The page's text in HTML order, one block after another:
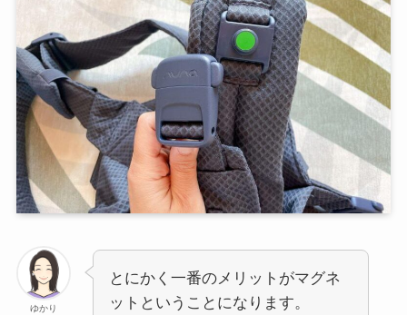
ゆかり
とにかく一番のメリットがマグネ
ットということになります。